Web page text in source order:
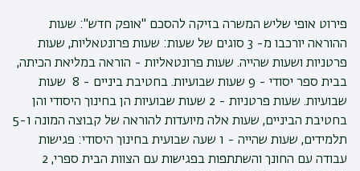
פירוט אופי שליש המשרה בזיקה להסכם "אופק חדש": שעות
ההוראה יורכבו מ- 3 סוגים של שעות: שעות פרונטאליות, שעות
פרטניות ושעות שהייה. שעות פרונטאליות - הוראה במליאת הכיתה,
בבית ספר יסודי - 9 שעות שבועיות. בחטיבת ביניים - 8 שעות
שבועיות. שעות פרטניות - 2 שעות שבועיות הן בחינוך היסודי והן
בחטיבת הביניים, שעות אלה מיועדות להוראה של קבוצה המונה 5-1
תלמידים, שעות שהייה - 1 שעה שבועית בחינוך היסודי: פגישות
עבודה עם החונך והשתתפות בפגישות עם הצוות הבית ספרי, 2